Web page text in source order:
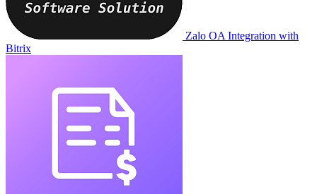
Zalo OA Integration with
Bitrix